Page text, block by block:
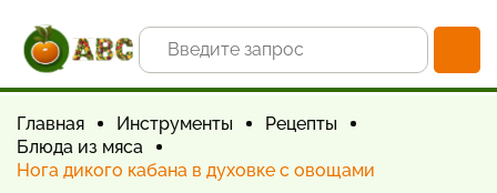
Главная Инструменты
Рецепты
Блюда из мяса
Нога дикого кабана в духовке с овощами